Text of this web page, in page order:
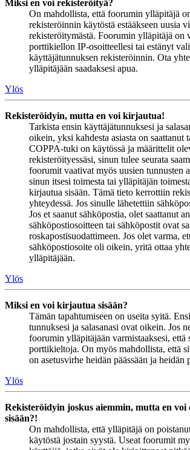
Miksi en voi rekisteröityä?
On mahdollista, että foorumin ylläpitäjä
rekisteröinnin käytöstä estääkseen uusia
rekisteröitymästä. Foorumin ylläpitäjä on
porttikiellon IP-osoitteellesi tai estänyt
käyttäjätunnuksen rekisteröinnin. Ota
ylläpitäjään saadaksesi apua.
Ylös
Rekisteröidyin, mutta en voi kirjautua!
Tarkista ensin käyttäjätunnuksesi ja
oikein, yksi kahdesta asiasta on saattanut
COPPA-tuki on käytössä ja määrittelit
rekisteröityessäsi, sinun tulee seurata
foorumit vaativat myös uusien tunnusten
sinun itsesi toimesta tai ylläpitäjän
kirjautua sisään. Tämä tieto kerrottiin
yhteydessä. Jos sinulle lähetettiin
Jos et saanut sähköpostia, olet saattanut
sähköpostiosoitteen tai sähköpostit ovat
roskapostisuodattimeen. Jos olet varma,
sähköpostiosoite oli oikein, yritä ottaa
ylläpitäjään.
Ylös
Miksi en voi kirjautua sisään?
Tämän tapahtumiseen on useita syitä.
tunnuksesi ja salasanasi ovat oikein. Jos
foorumin ylläpitäjään varmistaaksesi, että
porttikieltoja. On myös mahdollista, että
on asetusvirhe heidän päässään ja heidän
Ylös
Rekisteröidyin joskus aiemmin, mutta en
sisään?!
On mahdollista, että ylläpitäjä on
käytöstä jostain syystä. Useat foorumit